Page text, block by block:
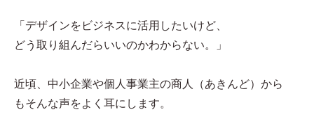
「デザインをビジネスに活用したいけど、
どう取り組んだらいいのかわからない。」
近頃、中小企業や個人事業主の商人（あきんど）から
もそんな声をよく耳にします。